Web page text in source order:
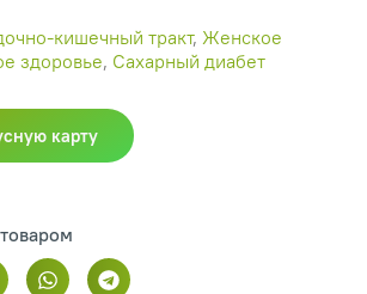
кишечный тракт, Женское
здоровье, Сахарный диабет
карту